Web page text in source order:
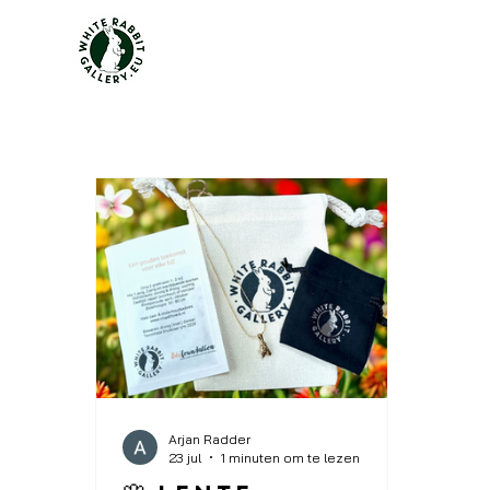
Arjan Radder
23 jul
1 minuten om te lezen